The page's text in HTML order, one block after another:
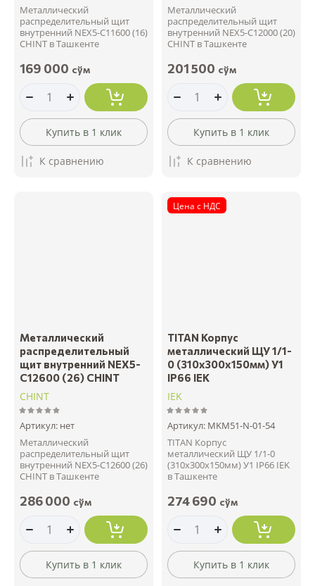
Металлический
распределительный щит
внутренний NEX5-C11600 (16)
CHINT в Ташкенте
169 000 сўм
Купить в 1 клик
К сравнению
Металлический
распределительный щит
внутренний NEX5-C12000 (20)
CHINT в Ташкенте
201 500 сўм
Купить в 1 клик
К сравнению
Металлический
распределительный
щит внутренний NEX5-
C12600 (26) CHINT
CHINT
Артикул: нет
Металлический
распределительный щит
внутренний NEX5-C12600 (26)
CHINT в Ташкенте
286 000 сўм
Купить в 1 клик
Цена с НДС
TITAN Корпус
металлический ЩУ 1/1-
0 (310х300х150мм) У1
IP66 IEK
IEK
Артикул: MKM51-N-01-54
TITAN Корпус
металлический ЩУ 1/1-0
(310х300х150мм) У1 IP66 IEK
в Ташкенте
274 690 сўм
Купить в 1 клик